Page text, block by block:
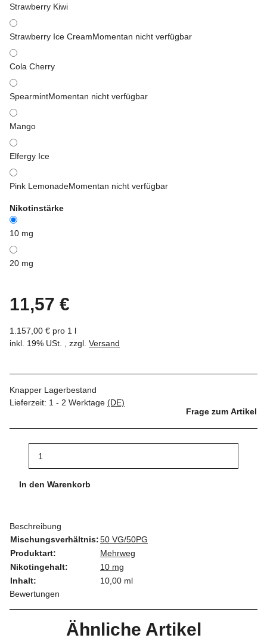
Strawberry Kiwi
Strawberry Ice CreamMomentan nicht verfügbar
Cola Cherry
SpearmintMomentan nicht verfügbar
Mango
Elfergy Ice
Pink LemonadeMomentan nicht verfügbar
Nikotinstärke
10 mg
20 mg
11,57 €
1.157,00 € pro 1 l
inkl. 19% USt. , zzgl. Versand
Knapper Lagerbestand
Lieferzeit: 1 - 2 Werktage (DE)
Frage zum Artikel
In den Warenkorb
Beschreibung
Mischungsverhältnis:50 VG/50PG
Produktart:
Mehrweg
Nikotingehalt:
10 mg
Inhalt:
10,00 ml
Bewertungen
Ähnliche Artikel